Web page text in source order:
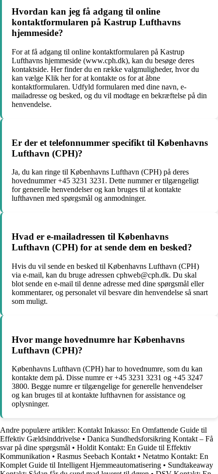
Hvordan kan jeg få adgang til online
kontaktformularen på Kastrup Lufthavns
hjemmeside?
For at få adgang til online kontaktformularen på Kastrup
Lufthavns hjemmeside (www.cph.dk), kan du besøge deres
kontaktside. Her finder du en række valgmuligheder, hvor du
kan vælge Klik her for at kontakte os for at åbne
kontaktformularen. Udfyld formularen med dine navn, e-
mailadresse og besked, og du vil modtage en bekræftelse på din
henvendelse.
Er der et telefonnummer specifikt til Københavns
Lufthavn (CPH)?
Ja, du kan ringe til Københavns Lufthavn (CPH) på deres
hovednummer +45 3231 3231. Dette nummer er tilgængeligt
for generelle henvendelser og kan bruges til at kontakte
lufthavnen med spørgsmål og anmodninger.
Hvad er e-mailadressen til Københavns
Lufthavn (CPH) for at sende dem en besked?
Hvis du vil sende en besked til Københavns Lufthavn (CPH)
via e-mail, kan du bruge adressen cphweb@cph.dk. Du skal
blot sende en e-mail til denne adresse med dine spørgsmål eller
kommentarer, og personalet vil besvare din henvendelse så snart
som muligt.
Hvor mange hovednumre har Københavns
Lufthavn (CPH)?
Københavns Lufthavn (CPH) har to hovednumre, som du kan
kontakte dem på. Disse numre er +45 3231 3231 og +45 3247
3800. Begge numre er tilgængelige for generelle henvendelser
og kan bruges til at kontakte lufthavnen for assistance og
oplysninger.
Andre populære artikler: Kontakt Inkasso: En Omfattende Guide til
Effektiv Gældsinddrivelse • Danica Sundhedsforsikring Kontakt – Få
svar på dine spørgsmål • Holdit Kontakt: En Guide til Effektiv
Kommunikation • Rasmus Seebach Kontakt • Netatmo Kontakt: En
Komplet Guide til Intelligent Hjemmeautomatisering • Sundtakeaway